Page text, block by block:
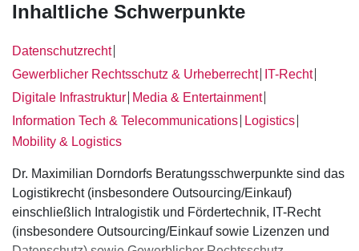
Inhaltliche Schwerpunkte
Datenschutzrecht│
Gewerblicher Rechtsschutz & Urheberrecht│ IT-Recht│
Digitale Infrastruktur Media & Entertainment│
Information Tech & Telecommunications Logistics
Mobility & Logistics
Dr. Maximilian Dorndorfs Beratungsschwerpunkte sind das
Logistikrecht (insbesondere Outsourcing/Einkauf)
einschließlich Intralogistik und Fördertechnik, IT-Recht
(insbesondere Outsourcing/Einkauf sowie Lizenzen und